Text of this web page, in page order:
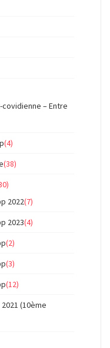
– Entre
(4)
(38)
2022(7)
2023(4)
(2)
(3)
(12)
(10ème